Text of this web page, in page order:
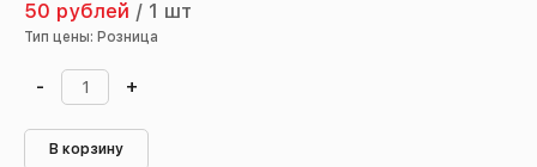
50 рублей / 1 шт
Тип цены: Розница
- +
В корзину